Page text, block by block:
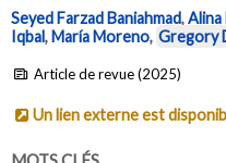
Seyed Farzad Baniahmad,Alina
Iqbal,María Moreno, Gregory
Article de revue (2025)
Un lien externe est